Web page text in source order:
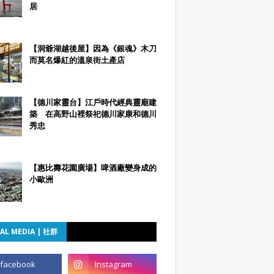
居
【洞爺湖越後屋】因為《銀魂》木刀
而莫名爆紅的溫泉街土產店
【德川家靈台】江戶時代經典靈廟建
築 在高野山裡祭祀德川家康和德川
秀忠
【惠比壽花園廣場】啤酒廠變身成的
小歐洲
MEDIA | 社群